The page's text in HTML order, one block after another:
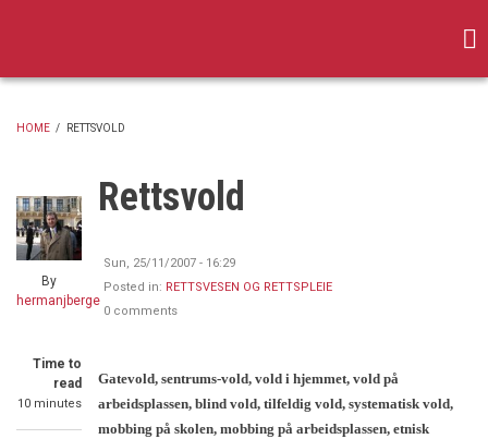
HOME / RETTSVOLD
By
hermanjberge
Time to
read
10 minutes
Rettsvold
Sun, 25/11/2007 - 16:29
Posted in: RETTSVESEN OG RETTSPLEIE
0 comments
Gatevold, sentrums-vold, vold i hjemmet, vold på
arbeidsplassen, blind vold, tilfeldig vold, systematisk vold,
mobbing på skolen, mobbing på arbeidsplassen, etnisk